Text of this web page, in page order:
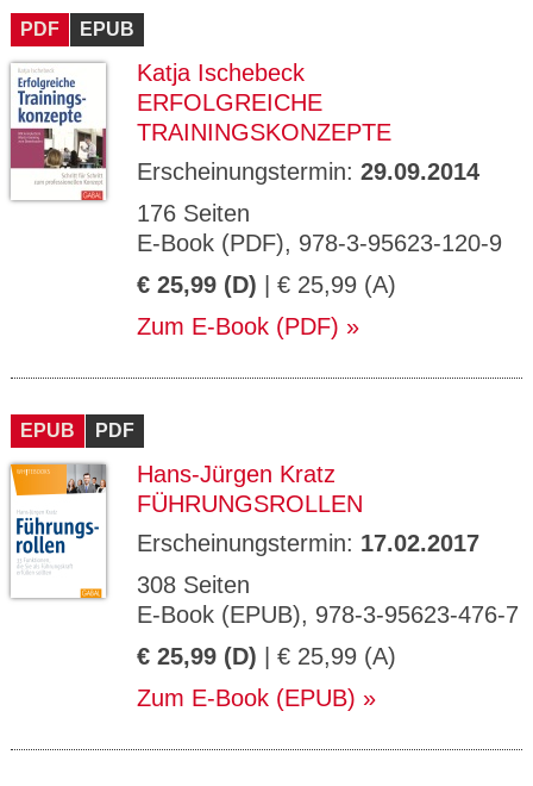
PDF EPUB
Katja Ischebeck
ERFOLGREICHE
TRAININGSKONZEPTE
Erscheinungstermin: 29.09.2014
176 Seiten
E-Book (PDF), 978-3-95623-120-9
€ 25,99 (D) | € 25,99 (A)
Zum E-Book (PDF)
EPUB PDF
Hans-Jürgen Kratz
FÜHRUNGSROLLEN
Erscheinungstermin: 17.02.2017
308 Seiten
E-Book (EPUB), 978-3-95623-476-7
€ 25,99 (D) | € 25,99 (A)
Zum E-Book (EPUB)